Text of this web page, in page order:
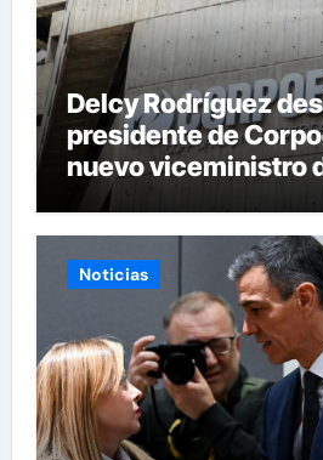
Delcy Rodríguez
presidente de
nuevo viceministro
Eléctricos
Noticias